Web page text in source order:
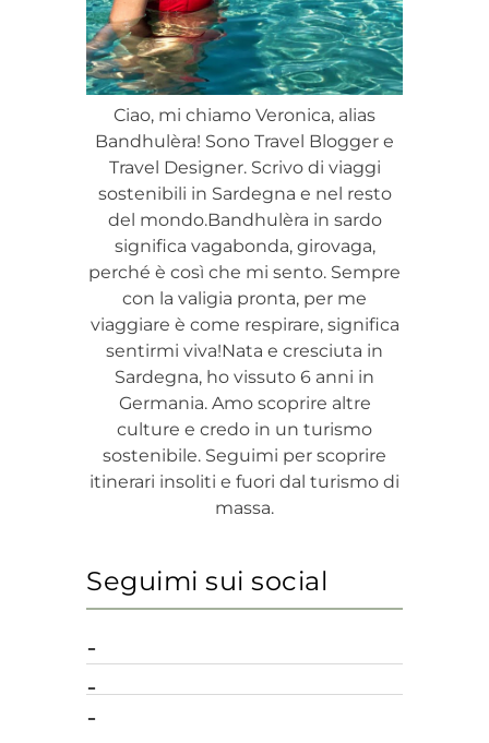
Ciao, mi chiamo Veronica, alias
Bandhulèra! Sono Travel Blogger e
Travel Designer. Scrivo di viaggi
sostenibili in Sardegna e nel resto
del mondo.Bandhulèra in sardo
significa vagabonda, girovaga,
perché è così che mi sento. Sempre
con la valigia pronta, per me
viaggiare è come respirare, significa
sentirmi viva!Nata e cresciuta in
Sardegna, ho vissuto 6 anni in
Germania. Amo scoprire altre
culture e credo in un turismo
sostenibile. Seguimi per scoprire
itinerari insoliti e fuori dal turismo di
massa.
Seguimi sui social